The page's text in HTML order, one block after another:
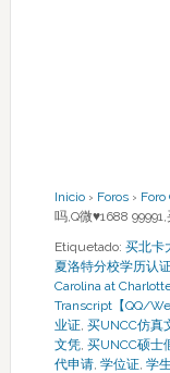
Inicio › Foros ›
吗,Q微♥1688
Etiquetado: 买北卡
夏洛特分校学历认
Carolina at
Transcript【QQ/
业证, 买UNCC仿真
文凭, 买UNCC硕士
代申请, 学位证, 学